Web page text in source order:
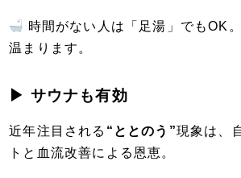
時間がない人は「足湯」でもOK
温まります。
▶ サウナも有効
近年注目される “ととのう”現象は、
トと血流改善による恩恵。